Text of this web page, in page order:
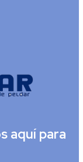
aquí para